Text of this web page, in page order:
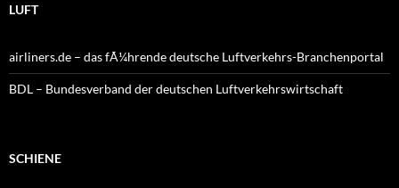
LUFT
airliners.de – das fÃ¼hrende deutsche Luftverkehrs-Branchenportal
BDL – Bundesverband der deutschen Luftverkehrswirtschaft
SCHIENE